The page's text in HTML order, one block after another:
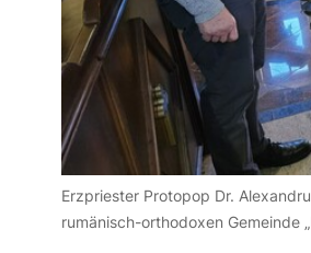
Erzpriester Protopop Dr.
rumänisch-orthodoxen Gemeinde